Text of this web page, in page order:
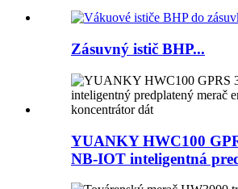
Zásuvný istič BHP...
YUANKY HWC100
NB-IOT inteligentná